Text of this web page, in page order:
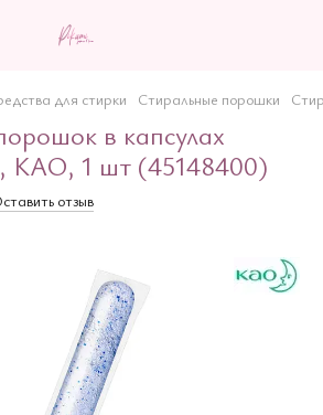
для стирки Стиральные порошки
в капсулах
КАО, 1 шт (45148400)
отзыв